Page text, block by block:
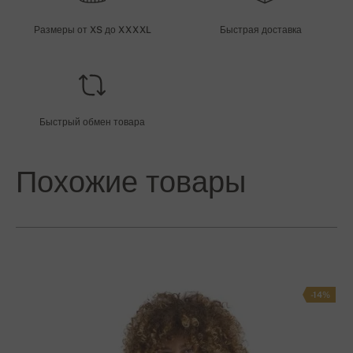
Размеры от XS до XXXXL Быстрая доставка
Быстрый обмен товара
Похожие товары
-14%